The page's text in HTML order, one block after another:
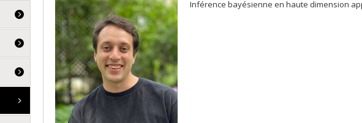
Inférence bayésienne en haute dimension